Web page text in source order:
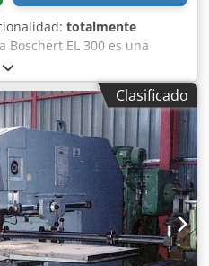
totalmente
Boschert EL 300 es una
fuerza de punzonado de 28
de sujeción de
instalar matrices hasta la
105 mm). Ofrece la
con recorrido continuo,
intermitente. Además
de punzonado también
mando de doble mano, lo
piezas en las que el
en la parte
en L), permitiendo así
Clasificado